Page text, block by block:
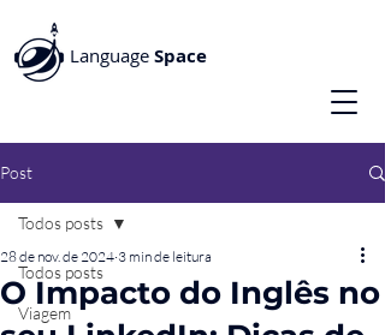
Language Space
Post
Todos posts
Viagem
Todos posts
O Impacto do Inglês no
28 de nov. de 2024 3 min de leitura